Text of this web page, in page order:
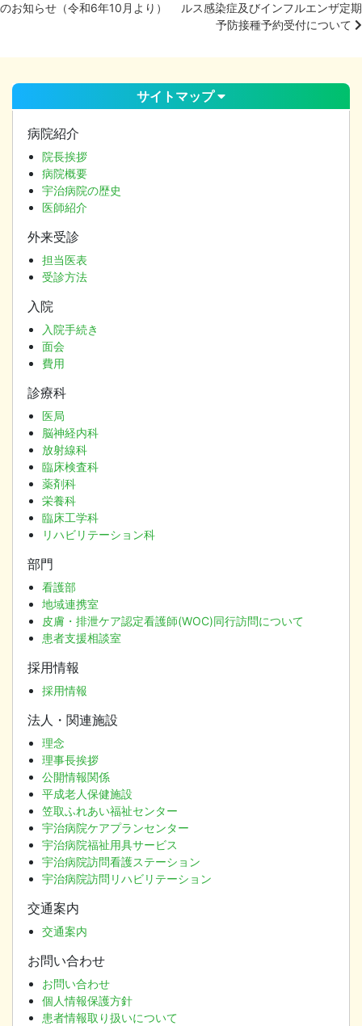
投
ナ
ゲ
ー
のお知らせ（令和6年10月より）
ルス感染症及びインフルエンザ定期
予防接種予約受付について
サイトマップ
病院紹介
院長挨拶
病院概要
宇治病院の歴史
医師紹介
外来受診
担当医表
受診方法
入院
入院手続き
面会
費用
診療科
医局
脳神経内科
放射線科
臨床検査科
薬剤科
栄養科
臨床工学科
リハビリテーション科
部門
看護部
地域連携室
皮膚・排泄ケア認定看護師(WOC)同行訪問について
患者支援相談室
採用情報
採用情報
法人・関連施設
理念
理事長挨拶
公開情報関係
平成老人保健施設
笠取ふれあい福祉センター
宇治病院ケアプランセンター
宇治病院福祉用具サービス
宇治病院訪問看護ステーション
宇治病院訪問リハビリテーション
交通案内
交通案内
お問い合わせ
お問い合わせ
個人情報保護方針
患者情報取り扱いについて